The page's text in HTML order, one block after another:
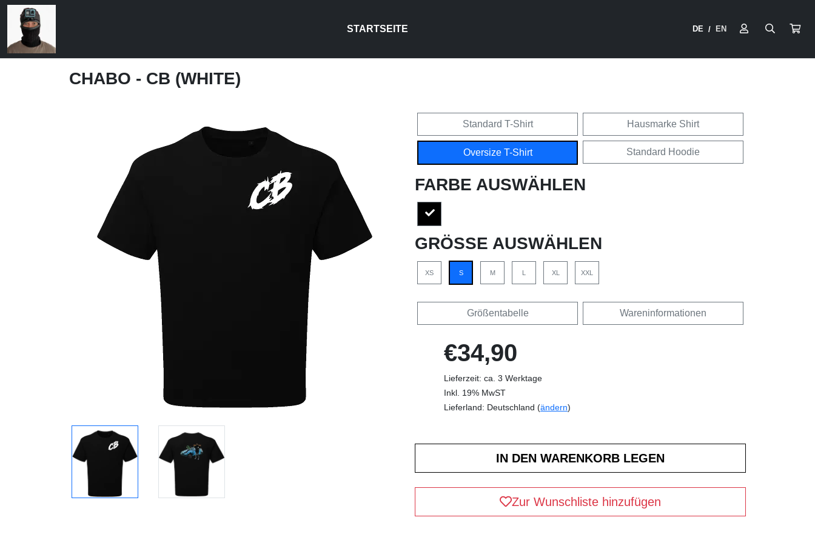
STARTSEITE DE / EN
CHABO - CB (WHITE)
Standard T-Shirt Hausmarke Shirt
Oversize T-Shirt Standard Hoodie
FARBE AUSWÄHLEN
GRÖSSE AUSWÄHLEN
XS S M L XL XXL
Größentabelle Wareninformationen
€34,90
Lieferzeit: ca. 3 Werktage
Inkl. 19% MwST
Lieferland: Deutschland (ändern)
Zur Wunschliste hinzufügen